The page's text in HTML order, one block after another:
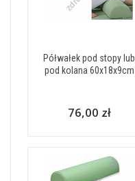
Półwałek pod stopy lub
pod kolana 60x18x9cm
76,00 zł